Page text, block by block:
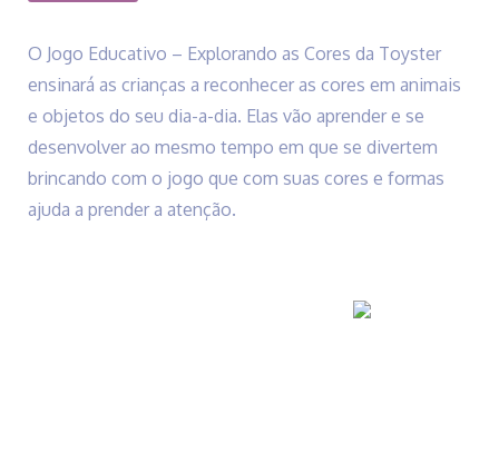
O Jogo Educativo – Explorando as Cores da Toyster
ensinará as crianças a reconhecer as cores em animais
e objetos do seu dia-a-dia. Elas vão aprender e se
desenvolver ao mesmo tempo em que se divertem
brincando com o jogo que com suas cores e formas
ajuda a prender a atenção.